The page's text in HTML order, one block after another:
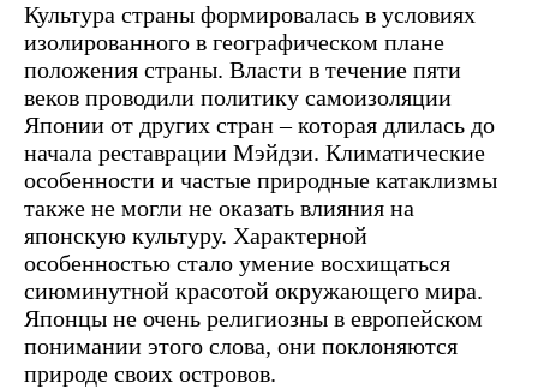
Культура страны формировалась в условиях
изолированного в географическом плане
положения страны. Власти в течение пяти
веков проводили политику самоизоляции
Японии от других стран – которая длилась до
начала реставрации Мэйдзи. Климатические
особенности и частые природные катаклизмы
также не могли не оказать влияния на
японскую культуру. Характерной
особенностью стало умение восхищаться
сиюминутной красотой окружающего мира.
Японцы не очень религиозны в европейском
понимании этого слова, они поклоняются
природе своих островов.